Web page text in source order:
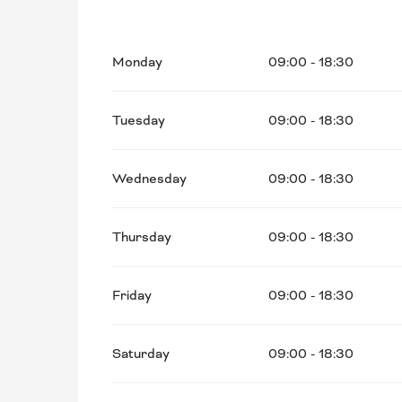
From26 December 2026until31 December
Monday 09:00 - 18:30
Tuesday 09:00 - 18:30
Wednesday 09:00 - 18:30
Thursday 09:00 - 18:30
Friday 09:00 - 18:30
Saturday 09:00 - 18:30